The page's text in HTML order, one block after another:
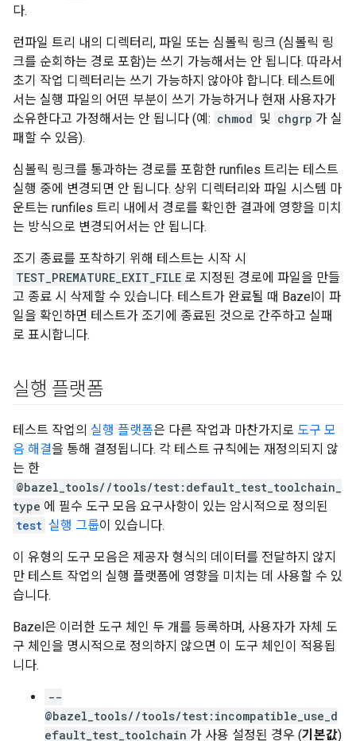
다.
런파일 트리 내의 디렉터리, 파일 또는 심볼릭 링크 (심볼릭 링
크를 순회하는 경로 포함)는 쓰기 가능해서는 안 됩니다. 따라서
초기 작업 디렉터리는 쓰기 가능하지 않아야 합니다. 테스트에
서는 실행 파일의 어떤 부분이 쓰기 가능하거나 현재 사용자가
소유한다고 가정해서는 안 됩니다 (예: chmod 및 chgrp 가 실
패할 수 있음).
심볼릭 링크를 통과하는 경로를 포함한 runfiles 트리는 테스트
실행 중에 변경되면 안 됩니다. 상위 디렉터리와 파일 시스템 마
운트는 runfiles 트리 내에서 경로를 확인한 결과에 영향을 미치
는 방식으로 변경되어서는 안 됩니다.
조기 종료를 포착하기 위해 테스트는 시작 시
TEST_PREMATURE_EXIT_FILE 로 지정된 경로에 파일을 만들
고 종료 시 삭제할 수 있습니다. 테스트가 완료될 때 Bazel이 파
일을 확인하면 테스트가 조기에 종료된 것으로 간주하고 실패
로 표시합니다.
실행 플랫폼
테스트 작업의 실행 플랫폼은 다른 작업과 마찬가지로 도구 모
음 해결을 통해 결정됩니다. 각 테스트 규칙에는 재정의되지 않
는 한
@bazel_tools//tools/test:default_test_toolchain_
type 에 필수 도구 모음 요구사항이 있는 암시적으로 정의된
test 실행 그룹이 있습니다.
이 유형의 도구 모음은 제공자 형식의 데이터를 전달하지 않지
만 테스트 작업의 실행 플랫폼에 영향을 미치는 데 사용할 수 있
습니다.
Bazel은 이러한 도구 체인 두 개를 등록하며, 사용자가 자체 도
구 체인을 명시적으로 정의하지 않으면 이 도구 체인이 적용됩
니다.
--
@bazel_tools//tools/test:incompatible_use_d
efault_test_toolchain 가 사용 설정된 경우 (기본값)